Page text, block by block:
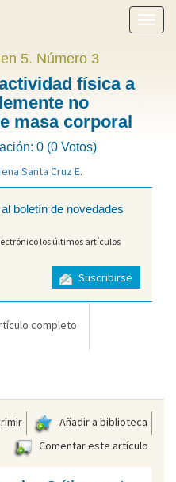
menú
5. Número 3
física a
no
masa corporal
0 (0 Votos)
Santa Cruz E.
boletín de novedades
los últimos artículos
Suscribirse
completo
Añadir a biblioteca
Comentar este artículo